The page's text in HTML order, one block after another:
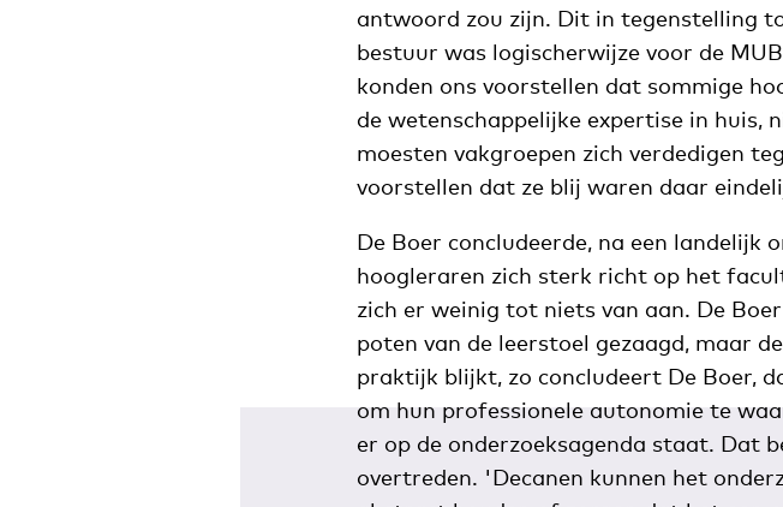
antwoord zou zijn. Dit in tegenstelling
bestuur was logischerwijze voor de
konden ons voorstellen dat sommige
de wetenschappelijke expertise in huis,
moesten vakgroepen zich verdedigen
voorstellen dat ze blij waren daar
De Boer concludeerde, na een landelijk
hoogleraren zich sterk richt op het
zich er weinig tot niets van aan. De
poten van de leerstoel gezaagd, maar
praktijk blijkt, zo concludeert De Boer,
om hun professionele autonomie te
er op de onderzoeksagenda staat. Dat
overtreden. 'Decanen kunnen het